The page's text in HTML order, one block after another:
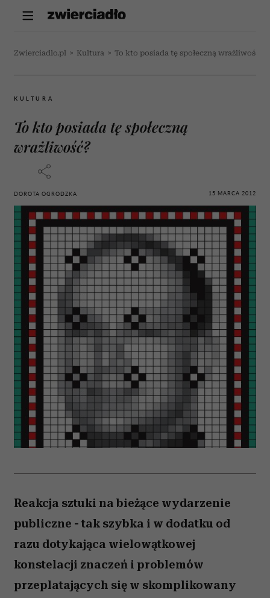
Zwierciadlo.pl > Kultura > To kto posiada tę społeczną wrażliwość?
KULTURA
To kto posiada tę społeczną
wrażliwość?
DOROTA OGRODZKA 15 MARCA 2012
Reakcja sztuki na bieżące wydarzenie
publiczne - tak szybka i w dodatku od
razu dotykająca wielowątkowej
konstelacji znaczeń i problemów
przeplatających się w skomplikowany